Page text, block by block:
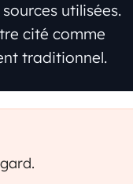
utilisées.
cité comme
traditionnel.